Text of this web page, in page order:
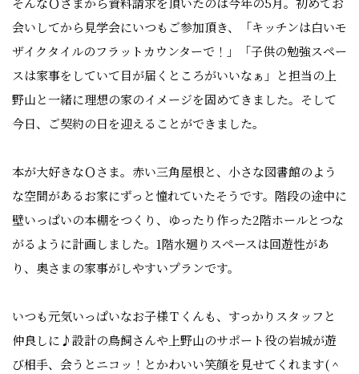
会いしてから見学会にいつもご参加頂き、「キッチンは白いモ
ザイクタイルのフラットカウンターで！」「子供の勉強スペー
スは家事をしていて目が届くところがいいなぁ」と担当の上
野山と一緒に理想の家のイメージを固めてきました。そして
今日、ご契約の日を迎えることができました。
本が大好きなＯさま。赤い三角屋根と、小さな図書館のよう
な空間があるお家にずっと憧れていたそうです。階段の途中に
壁いっぱいの本棚をつくり、ゆったり作った2階ホールとつな
がるように計画しました。1階水廻りスペースは回遊性があ
り、奥さまの家事がしやすいプランです。
いつも元気いっぱいなお子様Ｔくんも、すっかりスタッフと
仲良しに♪設計の鳥飼さんや上野山のサポート役の岩城が遊
び相手、会うとニコッ！とかわいい笑顔を見せてくれます(＾